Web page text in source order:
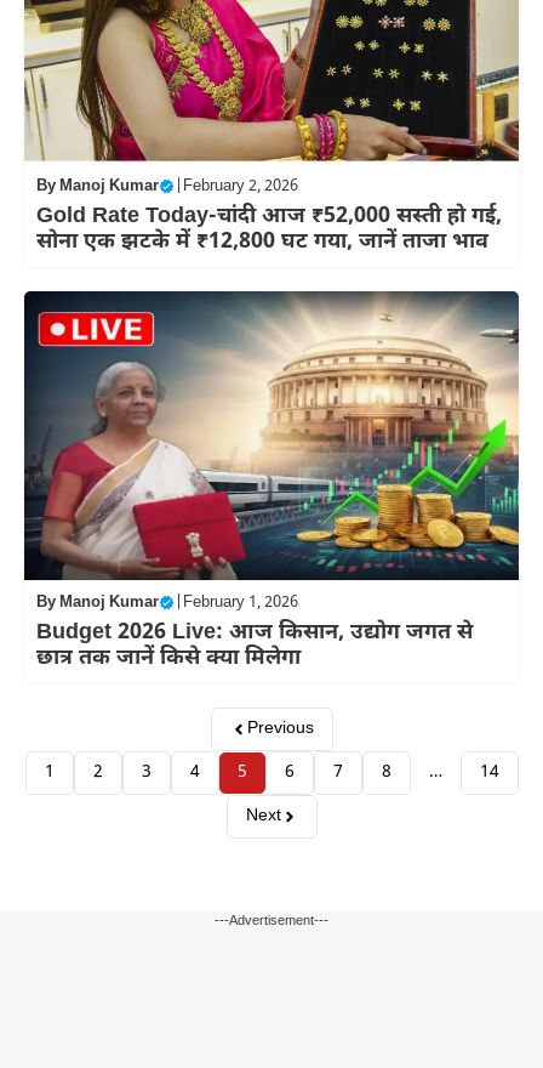
ByManoj Kumar February 2, 2026
Gold Rate Today-चांदी आज ₹52,000 सस्ती हो गई,
सोना एक झटके में ₹12,800 घट गया, जानें ताजा भाव
ByManoj Kumar February 1, 2026
Budget 2026 Live: आज किसान, उद्योग जगत से
छात्र तक जानें किसे क्या मिलेगा
Previous
1
2 3 4 5 6 7 8 …
14
Next
---Advertisement---